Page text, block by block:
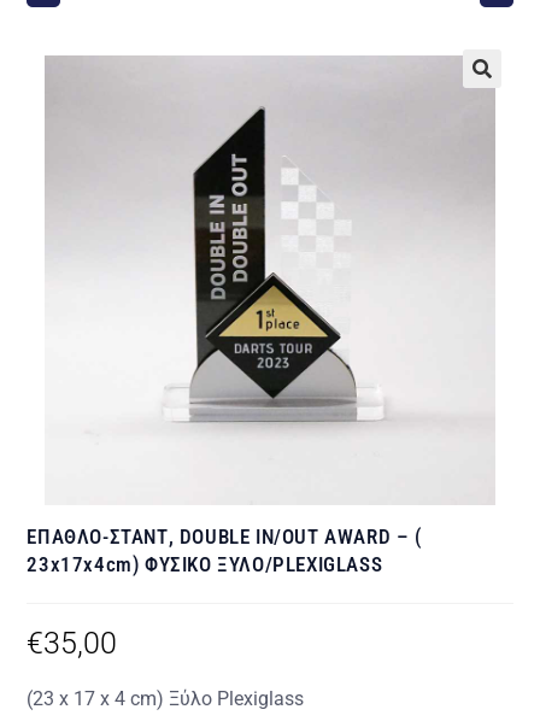
ΕΠΑΘΛΟ-ΣΤΑΝΤ, DOUBLE IN/OUT AWARD – (
23x17x4cm) ΦΥΣΙΚΟ ΞΥΛΟ/PLEXIGLASS
€35,00
(23 x 17 x 4 cm) Ξύλο Plexiglass